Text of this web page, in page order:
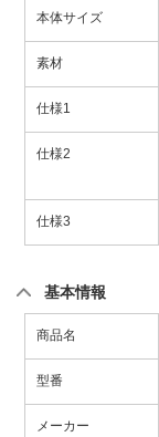
本体サイズ
素材
仕様1
仕様2
仕様3
基本情報
商品名
型番
メーカー